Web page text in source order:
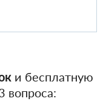
и бесплатную
вопроса: